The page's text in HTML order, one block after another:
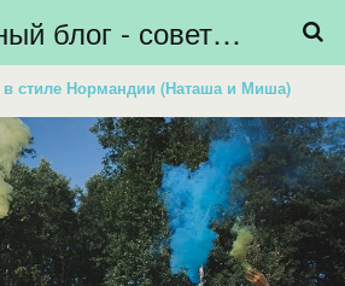
Свадебный блог - советы невестам, подготовка к свадьбе - HiBride
в стиле Нормандии (Наташа и Миша)